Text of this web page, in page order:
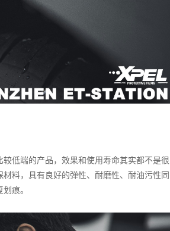
低端的产品，效果和使用寿命其实都不是很
料，具有良好的弹性、耐磨性、耐油污性同
痕。